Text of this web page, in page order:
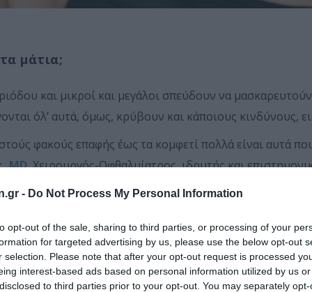
- Do Not Process My Personal Information
opt-out of the sale, sharing to third parties, or processing of your
for targeted advertising by us, please use the below opt-out
selection. Please note that after your opt-out request is processed
interest-based ads based on personal information utilized by us
to third parties prior to your opt-out. You may separately
μάτια;
και μικροί και μεγάλοι σπεύδουν να
όλ’ αυτά, όμως, κρύβουν και κάποιους κινδύνους,
φακούς επαφής έως τα κομφετί πολλά είναι αυτά
MD, Χειρουργός-Οφθαλμίατρος, ιδρυτής και
του Πανεπιστημίου της Νέας Υόρκης.
αυξημένο κίνδυνο οφθαλμολογικών κακώσεων και
υιοθετούμε συνήθειες που μοιάζουν αθώες αλλά αν
ή γύρω από τα μάτια μπορεί να δημιουργήσει πολλά